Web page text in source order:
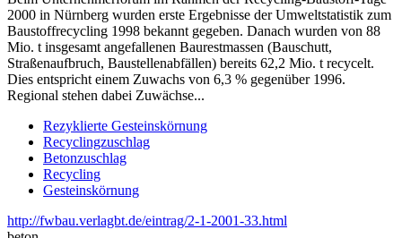
2000 in Nürnberg wurden erste Ergebnisse der Umweltstatistik zum
Baustoffrecycling 1998 bekannt gegeben. Danach wurden von 88
Mio. t insgesamt angefallenen Baurestmassen (Bauschutt,
Straßenaufbruch, Baustellenabfällen) bereits 62,2 Mio. t recycelt.
Dies entspricht einem Zuwachs von 6,3 % gegenüber 1996.
Regional stehen dabei Zuwächse...
Rezyklierte Gesteinskörnung
Recyclingzuschlag
Betonzuschlag
Recycling
Gesteinskörnung
http://fwbau.verlagbt.de/eintrag/2-1-2001-33.html